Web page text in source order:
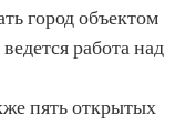
город объектом
работа над
пять открытых